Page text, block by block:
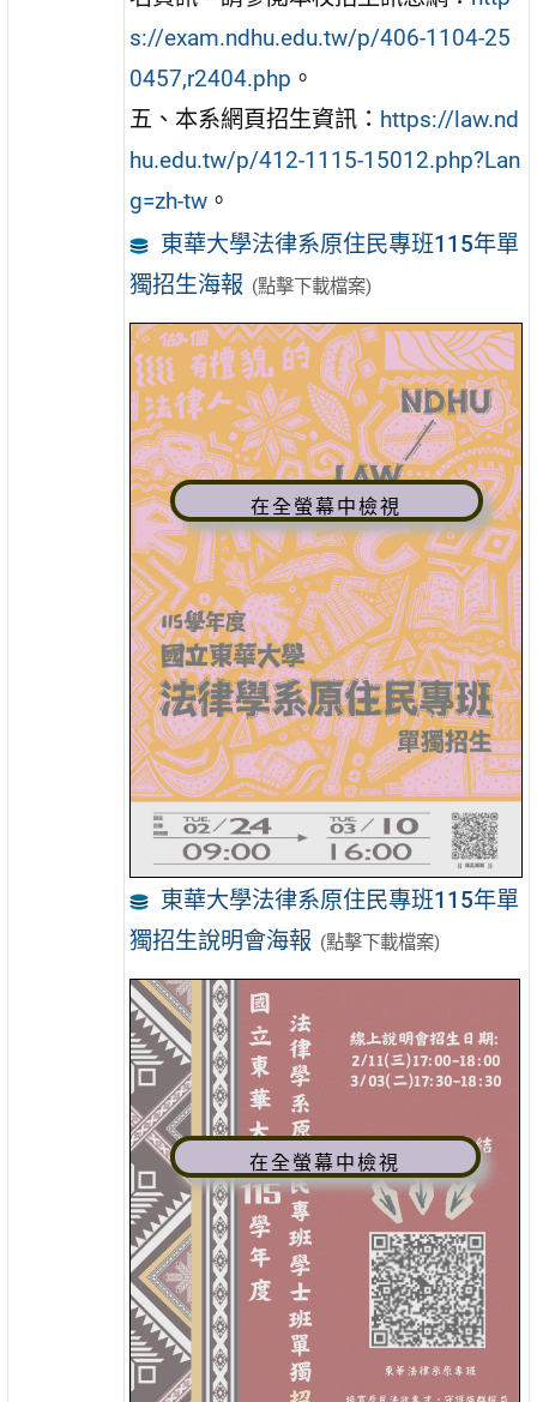
s://exam.ndhu.edu.tw/p/406-1104-25
0457,r2404.php 。
五、本系網頁招生資訊： https://law.nd
hu.edu.tw/p/412-1115-15012.php?Lan
g=zh-tw 。
東華大學法律系原住民專班115年單
獨招生海報 (點擊下載檔案)
在全螢幕中檢視
東華大學法律系原住民專班115年單
獨招生說明會海報 (點擊下載檔案)
在全螢幕中檢視